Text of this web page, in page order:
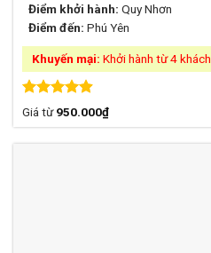
Điểm khởi hành: Quy Nhơn
Điểm đến: Phú Yên
Khuyến mại: Khởi hành từ 4 khách
Được xếp
Giá từ950.000₫